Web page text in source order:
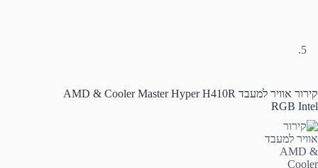
קירור אוויר למעבד AMD & Cooler Master Hyper H410R
RGB Intel